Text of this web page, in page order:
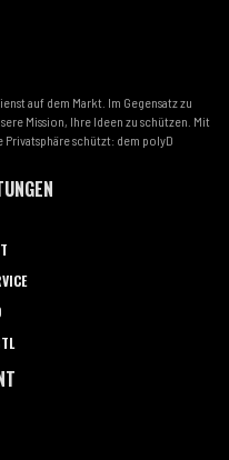
auf dem Markt. Im Gegensatz zu
Mission, Ihre Ideen zu schützen. Mit
schützt: dem polyD